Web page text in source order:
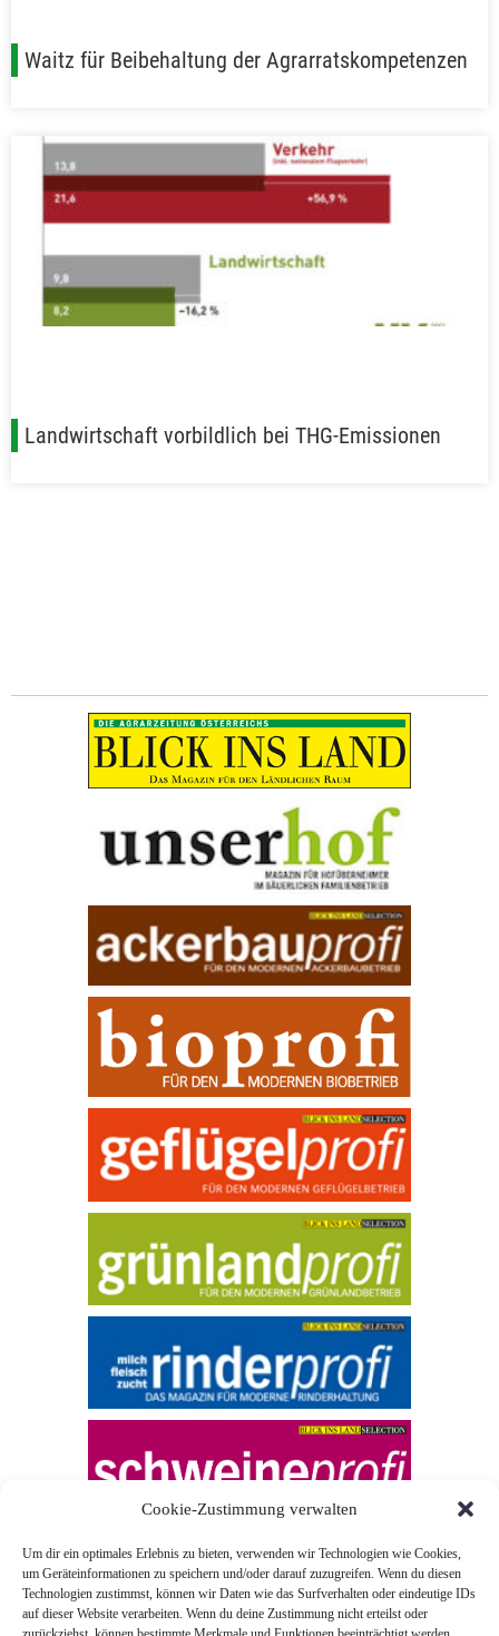
Cookie-Zustimmung verwalten
Um dir ein optimales Erlebnis zu bieten, verwenden wir Technologien wie Cookies,
um Geräteinformationen zu speichern und/oder darauf zuzugreifen. Wenn du diesen
Technologien zustimmst, können wir Daten wie das Surfverhalten oder eindeutige IDs
auf dieser Website verarbeiten. Wenn du deine Zustimmung nicht erteilst oder
Waitz für Beibehaltung der Agrarratskompetenzen
Landwirtschaft vorbildlich bei THG-Emissionen